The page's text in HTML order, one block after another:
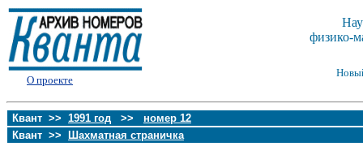
О проекте
физико-
Квант >> 1991 год >> номер 12
Квант >>
Шахматная страничка